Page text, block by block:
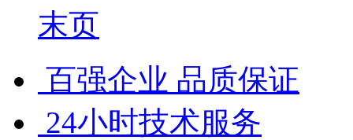
末页
百强企业 品质保证
24小时技术服务